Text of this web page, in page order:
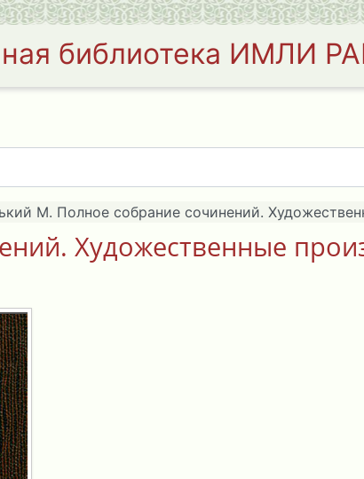
библиотека ИМЛИ
М. Полное собрание сочинений.
Художественные